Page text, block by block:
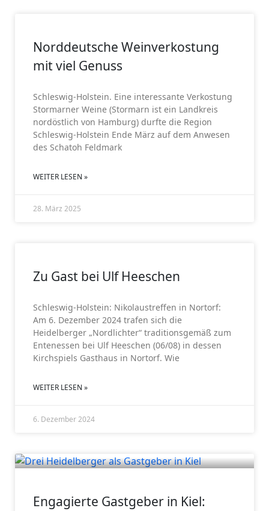
Norddeutsche Weinverkostung
mit viel Genuss
Schleswig-Holstein. Eine interessante Verkostung
Stormarner Weine (Stormarn ist ein Landkreis
nordöstlich von Hamburg) durfte die Region
Schleswig-Holstein Ende März auf dem Anwesen
des Schatoh Feldmark
WEITER LESEN »
28. März 2025
Zu Gast bei Ulf Heeschen
Schleswig-Holstein: Nikolaustreffen in Nortorf:
Am 6. Dezember 2024 trafen sich die
Heidelberger „Nordlichter“ traditionsgemäß zum
Entenessen bei Ulf Heeschen (06/08) in dessen
Kirchspiels Gasthaus in Nortorf. Wie
WEITER LESEN »
6. Dezember 2024
Engagierte Gastgeber in Kiel: